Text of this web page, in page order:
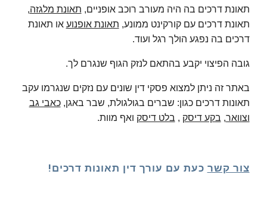
תאונת דרכים בה היה מעורב רוכב אופניים, תאונת מלגזה,
תאונת דרכים עם קורקינט ממונע, תאונת אופנוע או תאונת
דרכים בה נפגע הולך רגל ועוד.
גובה הפיצוי יקבע בהתאם לנזק הגוף שנגרם לך.
באתר זה ניתן למצוא פסקי דין שונים עם נזקים שנגרמו עקב
תאונות דרכים כגון: שברים בגולגולת, שבר באגן, כאבי גב
וצוואר, בקע דיסק , בלט דיסק ואף מוות.
צור קשר כעת עם עורך דין תאונות דרכים!